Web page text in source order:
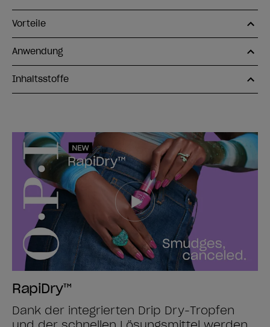
Vorteile
Anwendung
Inhaltsstoffe
RapiDry™
Dank der integrierten Drip Dry-Tropfen